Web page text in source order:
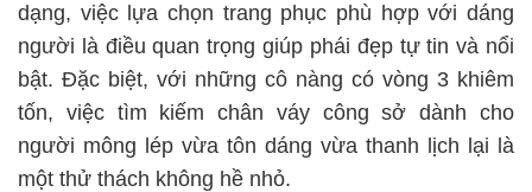
dạng, việc lựa chọn trang phục phù hợp với dáng
người là điều quan trọng giúp phái đẹp tự tin và nổi
bật. Đặc biệt, với những cô nàng có vòng 3 khiêm
tốn, việc tìm kiếm chân váy công sở dành cho
người mông lép vừa tôn dáng vừa thanh lịch lại là
một thử thách không hề nhỏ.